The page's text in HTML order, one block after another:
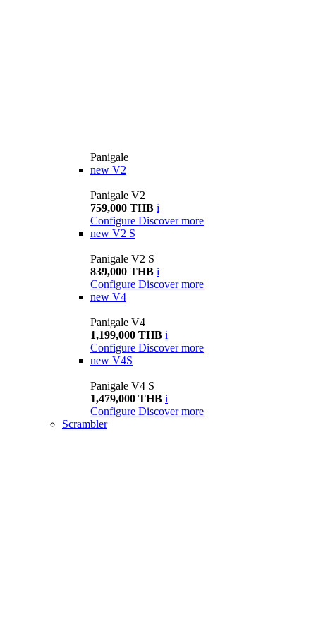
Panigale
new V2
Panigale V2
759,000 THB i
Configure Discover more
new V2 S
Panigale V2 S
839,000 THB i
Configure Discover more
new V4
Panigale V4
1,199,000 THB i
Configure Discover more
new V4S
Panigale V4 S
1,479,000 THB i
Configure Discover more
Scrambler